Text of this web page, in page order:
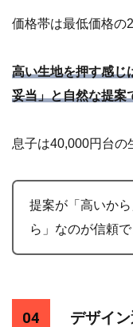
価格帯は最低価格の
高い生地を押す感じ
妥当」と自然な提案
息子は40,000円台の
提案が「高いか
ら」なのが信頼で
デザイ